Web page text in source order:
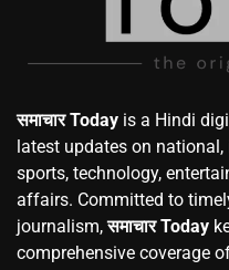
समाचार Today is a Hindi
latest updates on
sports, technology,
affairs. Committed to
journalism,समाचार Today
comprehensive coverage